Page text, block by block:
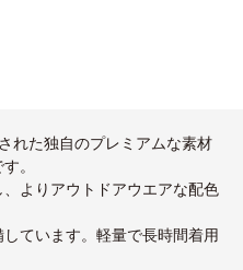
れた独自のプレミアムな素材
。
、よりアウトドアウエアな配色
ています。軽量で長時間着用